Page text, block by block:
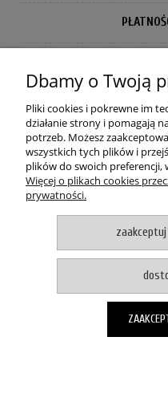
pokaż
Witaj, nasz sklep
akceptuje i zamykam okno
Zapisanych za pomocą cookies
statystycznych. W programie
ustawienia dotyczące cookies.
internetowych bez zmiany
one zapisane w pamięci
naszej Polityce prywatności
Dbamy o Twoją
Pliki cookies i pokrewne im
działanie strony i pomagają
potrzeb. Możesz
wszystkich tych plików i
plików do swoich preferencji,
Więcej o plikach cookies
prywatności.